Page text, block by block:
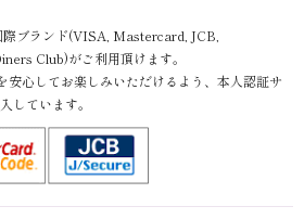
ブランド(VISA, Mastercard, JCB,
Club)がご利用頂けます。
安心してお楽しみいただけるよう、本人認証サ
しています。